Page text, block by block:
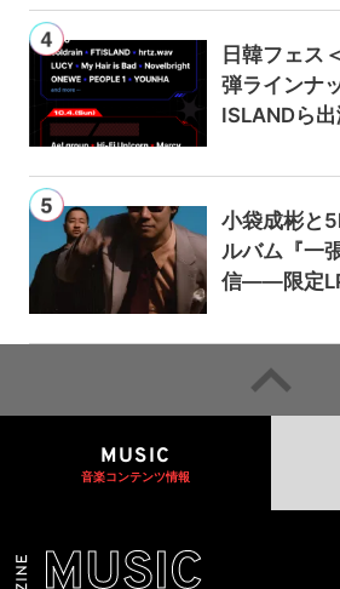
日韓フェス
弾ラインナ
ISLANDら
小袋成彬と
ルバム『一
信——限定
MUSIC
音楽コンテンツ情報
MUSIC